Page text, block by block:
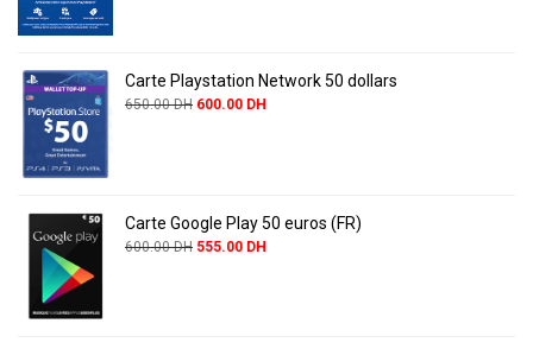
Carte Playstation Network 50 dollars
650.00DH 600.00 DH
Carte Google Play 50 euros (FR)
600.00DH 555.00 DH